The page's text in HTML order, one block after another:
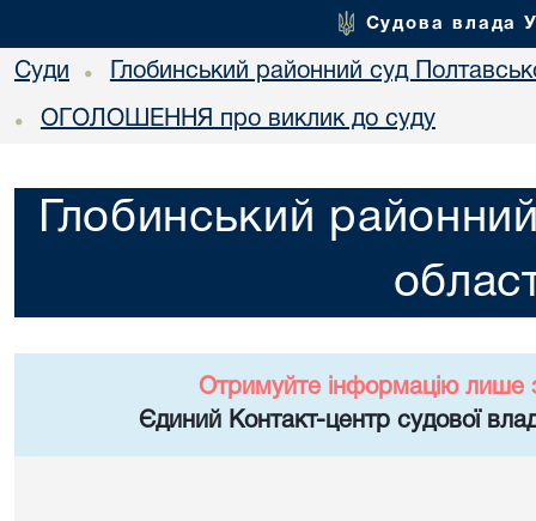
Судова влада
Суди • Глобинський районний суд
• ОГОЛОШЕННЯ про виклик до суду
Глобинський
Отримуйте інформацію лише
Єдиний Контакт-центр судової